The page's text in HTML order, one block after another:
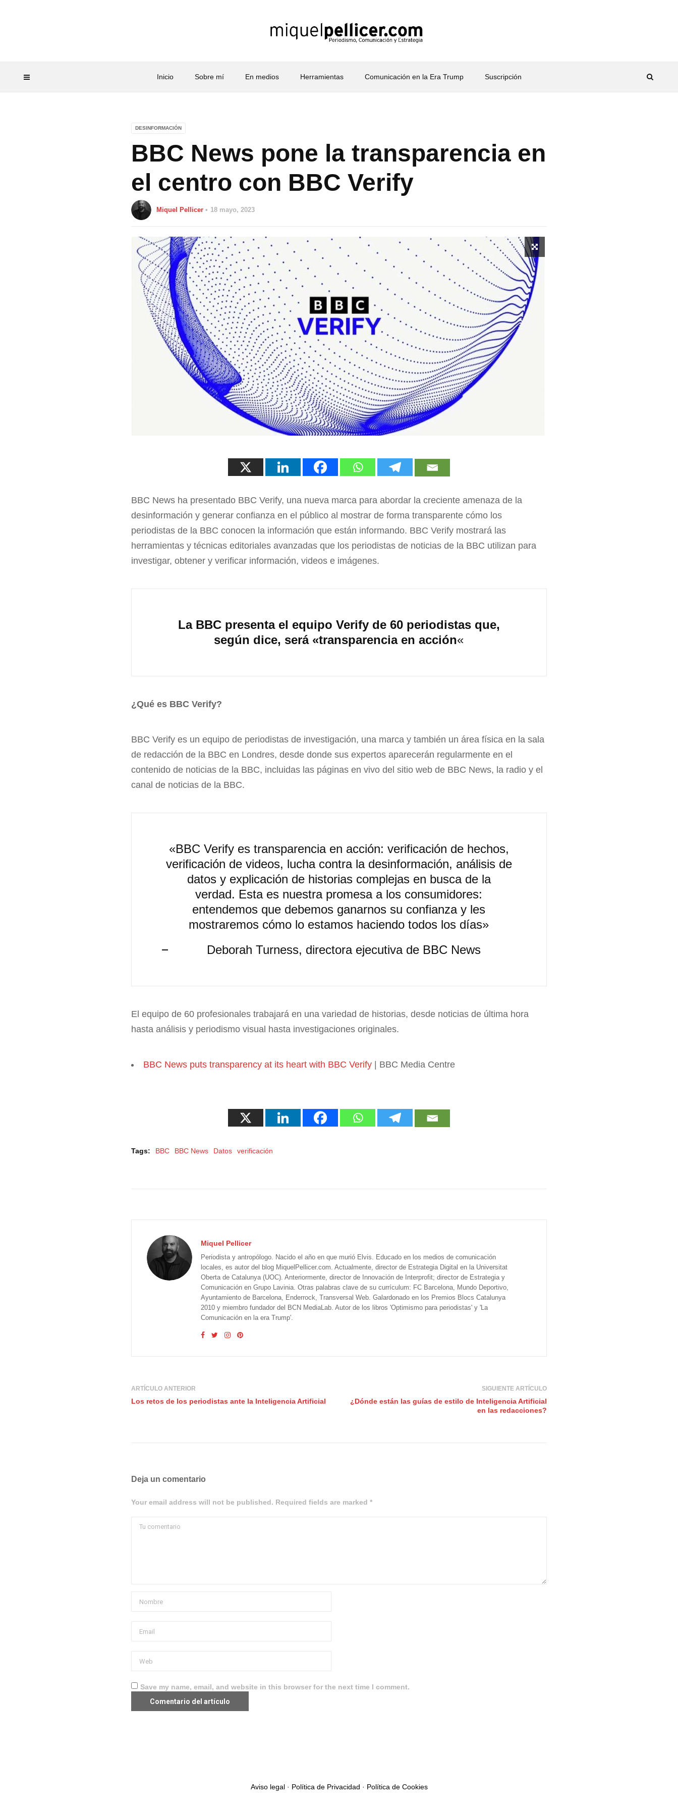
Inicio Sobre mí En medios Herramientas Comunicación en la Era Trump Suscripción
DESINFORMACIÓN
BBC News pone la transparencia en
el centro con BBC Verify
Miquel Pellicer 18 mayo, 2023
BBC News ha presentado BBC Verify, una nueva marca para abordar la creciente amenaza de la
desinformación y generar confianza en el público al mostrar de forma transparente cómo los
periodistas de la BBC conocen la información que están informando. BBC Verify mostrará las
herramientas y técnicas editoriales avanzadas que los periodistas de noticias de la BBC utilizan para
investigar, obtener y verificar información, videos e imágenes.
La BBC presenta el equipo Verify de 60 periodistas que,
según dice, será «transparencia en acción«
¿Qué es BBC Verify?
BBC Verify es un equipo de periodistas de investigación, una marca y también un área física en la sala
de redacción de la BBC en Londres, desde donde sus expertos aparecerán regularmente en el
contenido de noticias de la BBC, incluidas las páginas en vivo del sitio web de BBC News, la radio y el
canal de noticias de la BBC.
«BBC Verify es transparencia en acción: verificación de hechos,
verificación de videos, lucha contra la desinformación, análisis de
datos y explicación de historias complejas en busca de la
verdad. Esta es nuestra promesa a los consumidores:
entendemos que debemos ganarnos su confianza y les
mostraremos cómo lo estamos haciendo todos los días»
Deborah Turness, directora ejecutiva de BBC News
El equipo de 60 profesionales trabajará en una variedad de historias, desde noticias de última hora
hasta análisis y periodismo visual hasta investigaciones originales.
BBC News puts transparency at its heart with BBC Verify | BBC Media Centre
Tags: BBC BBC News Datos verificación
Miquel Pellicer
Periodista y antropólogo. Nacido el año en que murió Elvis. Educado en los medios de comunicación
locales, es autor del blog MiquelPellicer.com. Actualmente, director de Estrategia Digital en la Universitat
Oberta de Catalunya (UOC). Anteriormente, director de Innovación de Interprofit; director de Estrategia y
Comunicación en Grupo Lavinia. Otras palabras clave de su currículum: FC Barcelona, Mundo Deportivo,
Ayuntamiento de Barcelona, Enderrock, Transversal Web. Galardonado en los Premios Blocs Catalunya
2010 y miembro fundador del BCN MediaLab. Autor de los libros 'Optimismo para periodistas' y 'La
Comunicación en la era Trump'.
ARTÍCULO ANTERIOR
Los retos de los periodistas ante la Inteligencia Artificial
SIGUIENTE ARTÍCULO
¿Dónde están las guías de estilo de Inteligencia Artificial
en las redacciones?
Deja un comentario
Your email address will not be published. Required fields are marked *
Save my name, email, and website in this browser for the next time I comment.
Aviso legal· Política de Privacidad · Política de Cookies